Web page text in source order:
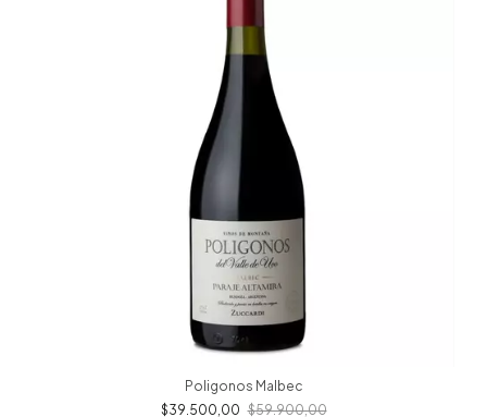
Poligonos Malbec
$39.500,00 $59.900,00